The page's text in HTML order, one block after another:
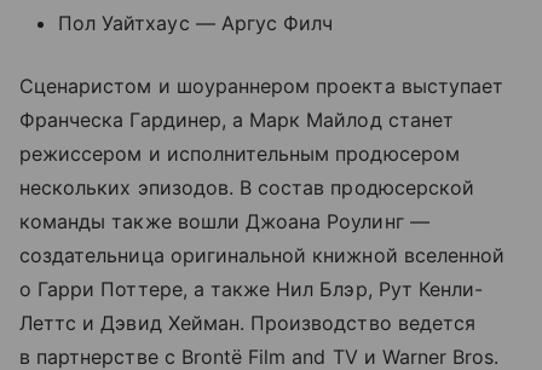
Пол Уайтхаус — Аргус Филч
Сценаристом и шоураннером проекта выступает
Франческа Гардинер, а Марк Майлод станет
режиссером и исполнительным продюсером
нескольких эпизодов. В состав продюсерской
команды также вошли Джоана Роулинг —
создательница оригинальной книжной вселенной
о Гарри Поттере, а также Нил Блэр, Рут Кенли-
Леттс и Дэвид Хейман. Производство ведется
в партнерстве с Brontë Film and TV и Warner Bros.